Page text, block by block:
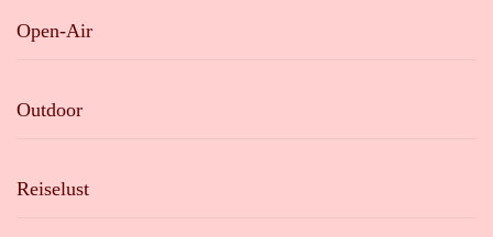
Open-Air
Outdoor
Reiselust